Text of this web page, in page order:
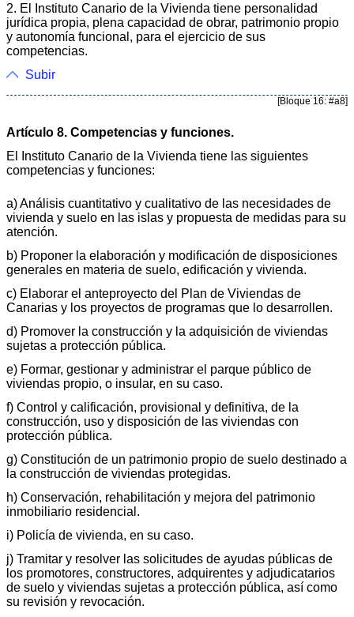
2. El Instituto Canario de la Vivienda tiene personalidad
jurídica propia, plena capacidad de obrar, patrimonio propio
y autonomía funcional, para el ejercicio de sus
competencias.
Subir
[Bloque 16: #a8]
Artículo 8. Competencias y funciones.
El Instituto Canario de la Vivienda tiene las siguientes
competencias y funciones:
a) Análisis cuantitativo y cualitativo de las necesidades de
vivienda y suelo en las islas y propuesta de medidas para su
atención.
b) Proponer la elaboración y modificación de disposiciones
generales en materia de suelo, edificación y vivienda.
c) Elaborar el anteproyecto del Plan de Viviendas de
Canarias y los proyectos de programas que lo desarrollen.
d) Promover la construcción y la adquisición de viviendas
sujetas a protección pública.
e) Formar, gestionar y administrar el parque público de
viviendas propio, o insular, en su caso.
f) Control y calificación, provisional y definitiva, de la
construcción, uso y disposición de las viviendas con
protección pública.
g) Constitución de un patrimonio propio de suelo destinado a
la construcción de viviendas protegidas.
h) Conservación, rehabilitación y mejora del patrimonio
inmobiliario residencial.
i) Policía de vivienda, en su caso.
j) Tramitar y resolver las solicitudes de ayudas públicas de
los promotores, constructores, adquirentes y adjudicatarios
de suelo y viviendas sujetas a protección pública, así como
su revisión y revocación.